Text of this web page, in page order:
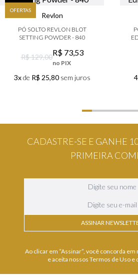
OFERTAS
Revlon
PÓ SOLTO REVLON BLOT
SETTING POWDER - 840
R$ 129,00R$ 73,53
no PIX
3xde R$ 25,80sem juros
CADASTRE-SE E GANHE
PRIMEIRA
ASSINAR
Ao clicar em “Assinar”, você concorda
e aceita nossos Termos de Uso e